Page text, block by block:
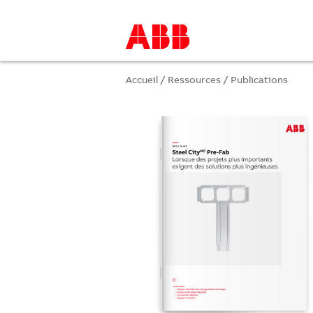
Accueil / Ressources / Publications